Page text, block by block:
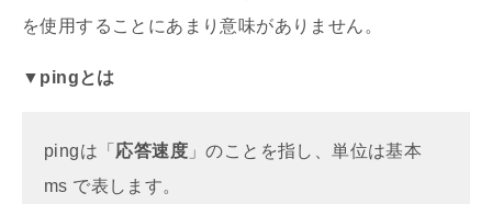
を使用することにあまり意味がありません。
▼ pingとは
pingは「 応答速度 」のことを指し、単位は基本
ms で表します。